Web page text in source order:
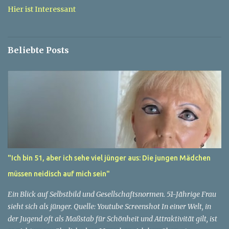
a
Hier ist Interessant
Beliebte Posts
"Ich bin 51, aber ich sehe viel jünger aus: Die jungen Mädchen
müssen neidisch auf mich sein"
Ein Blick auf Selbstbild und Gesellschaftsnormen. 51-Jährige Frau
sieht sich als jünger. Quelle: Youtube Screenshot In einer Welt, in
der Jugend oft als Maßstab für Schönheit und Attraktivität gilt, ist